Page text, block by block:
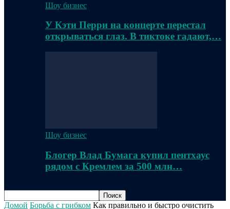
Шоу бизнес
У Кэти Перри на концерте перестал
открываться глаз. В тиктоке гадают,…
Шоу бизнес
Блогер Влад Бумага купил пентхаус
рядом с Кремлем за 500 млн…
Домой Борьба с грибком Как правильно и быстро очистить